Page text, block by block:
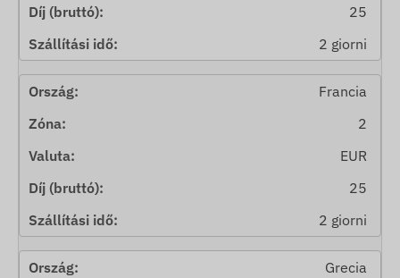
25
2 giorni
Francia
2
EUR
25
2 giorni
Grecia